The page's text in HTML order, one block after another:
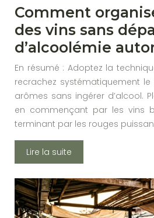
Comment
des vins sans
d’alcoolémie
En résumé : Adoptez la
recrachez systématiquement
arômes sans ingérer d’alcool.
en commençant par les vins
terminant par les rouges
Lire la suite